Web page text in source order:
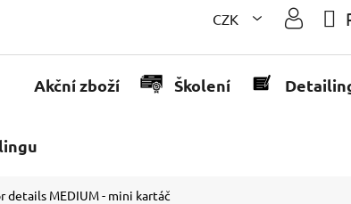
CZK
Akční zboží Školení
details MEDIUM - mini kartáč